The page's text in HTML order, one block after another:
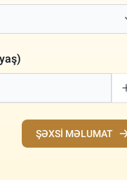
ŞƏXSI MƏLUMAT